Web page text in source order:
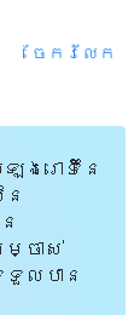
ចែក​រំលែក
ងរោទិ៍នៃ
ៃ
ចាស់
លបាន